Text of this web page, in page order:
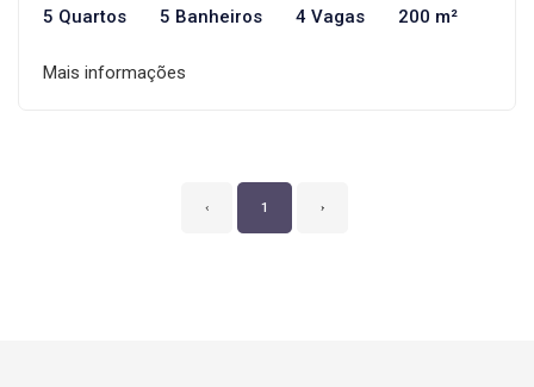
5 Quartos 5 Banheiros 4 Vagas 200 m²
Mais informações
‹ 1 ›